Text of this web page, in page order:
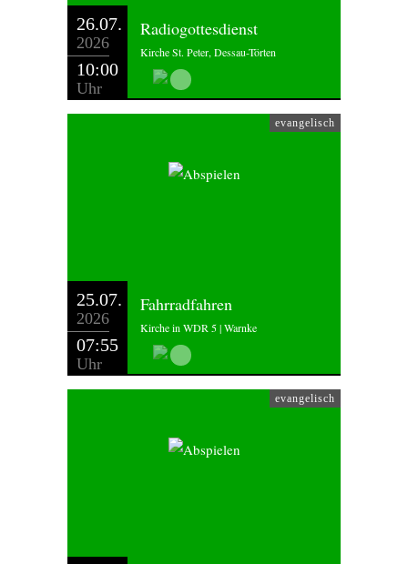
26.07.
2026
10:00
Uhr
Radiogottesdienst
Kirche St. Peter, Dessau-Törten
evangelisch
25.07.
2026
07:55
Uhr
Fahrradfahren
Kirche in WDR 5 | Warnke
evangelisch